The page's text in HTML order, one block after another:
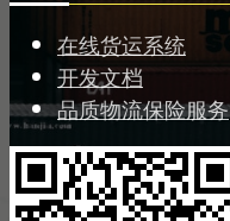
在线货运系统
开发文档
品质物流保险服务